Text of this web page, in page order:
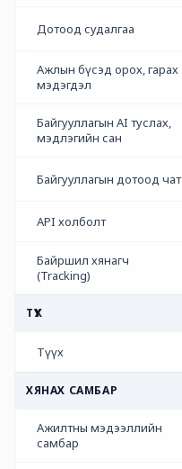
Дотоод судалгаа
Ажлын бүсэд орох, гарах
мэдэгдэл
Байгууллагын AI туслах,
мэдлэгийн сан
Байгууллагын дотоод чат
API холболт
Байршил хянагч
(Tracking)
ТҮҮХ
Түүх
ХЯНАХ САМБАР
Ажилтны мэдээллийн
самбар